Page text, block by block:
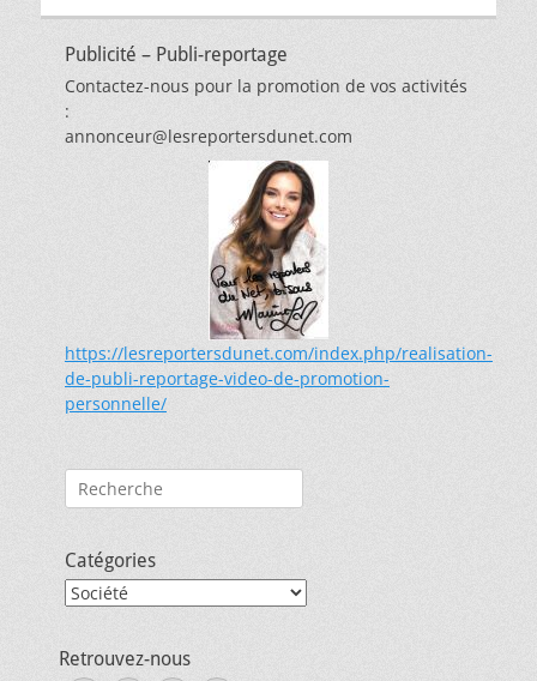
Publicité – Publi-reportage
Contactez-nous pour la promotion de vos activités
:
annonceur@lesreportersdunet.com
https://lesreportersdunet.com/index.php/realisation-
de-publi-reportage-video-de-promotion-
personnelle/
Rechercher :
Catégories
Catégories
Retrouvez-nous